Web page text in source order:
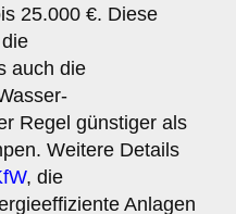
25.000 €. Diese
auch die
Regel günstiger als
Weitere Details
, die
Anlagen